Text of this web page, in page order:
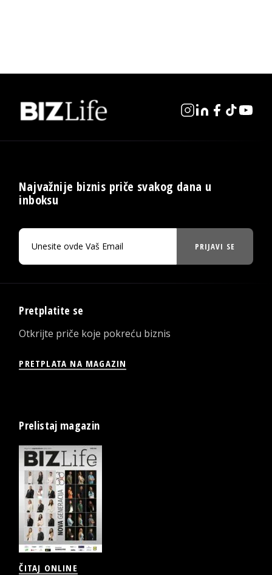
Najvažnije biznis priče svakog dana u
inboksu
PRIJAVI SE
Pretplatite se
Otkrijte priče koje pokreću biznis
PRETPLATA NA MAGAZIN
Prelistaj magazin
ČITAJ ONLINE